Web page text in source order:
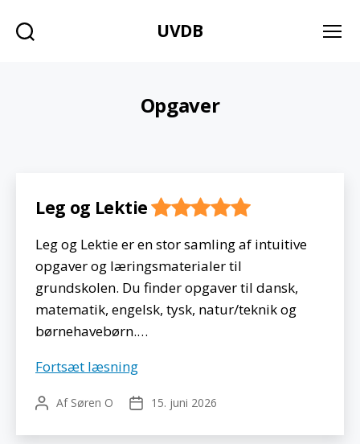
UVDB
Opgaver
Leg og Lektie
Leg og Lektie er en stor samling af intuitive
opgaver og læringsmaterialer til
grundskolen. Du finder opgaver til dansk,
matematik, engelsk, tysk, natur/teknik og
børnehavebørn.…
Fortsæt læsningLeg
Lektie
Indlægsforfatter
Af Søren O Indlægsdato
15. juni 2026